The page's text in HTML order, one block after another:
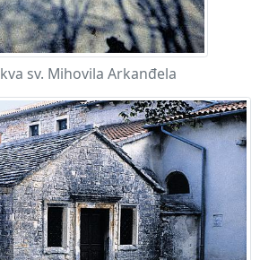
sv. Mihovila Arkanđela